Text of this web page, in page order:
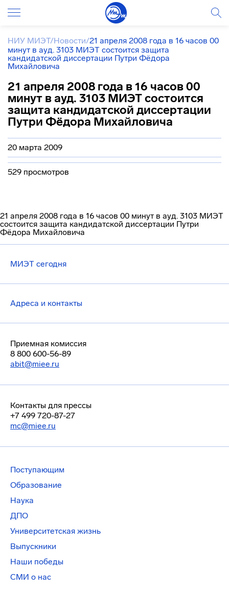
НИУ МИЭТ/Новости/21 апреля 2008 года в 16 часов 00
минут в ауд. 3103 МИЭТ состоится защита
кандидатской диссертации Путри Фёдора
Михайловича
21 апреля 2008 года в 16 часов 00
минут в ауд. 3103 МИЭТ состоится
защита кандидатской диссертации
Путри Фёдора Михайловича
20 марта 2009
529 просмотров
21 апреля 2008 года в 16 часов 00 минут в ауд. 3103 МИЭТ
состоится защита кандидатской диссертации Путри
Фёдора Михайловича
МИЭТ сегодня
Адреса и контакты
Приемная комиссия
8 800 600-56-89
abit@miee.ru
Контакты для прессы
+7 499 720-87-27
mc@miee.ru
Поступающим
Образование
Наука
ДПО
Университетская жизнь
Выпускники
Наши победы
СМИ о нас